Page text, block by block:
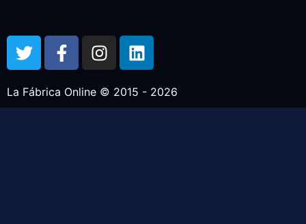
La Fábrica Online © 2015 - 2026